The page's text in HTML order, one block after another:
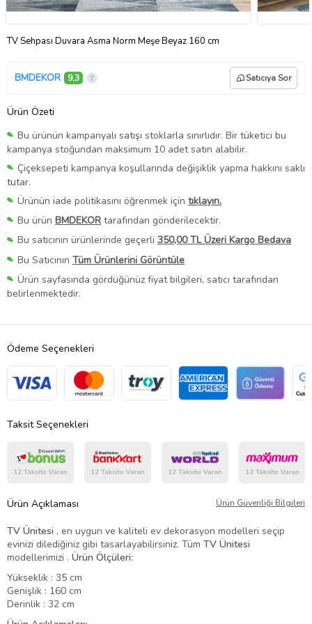
TV Sehpası Duvara Asma Norm Meşe Beyaz 160 cm
BMDEKOR 9,3 Satıcıya Sor
Ürün Özeti
Bu ürünün kampanyalı satışı stoklarla sınırlıdır. Bir tüketici bu
kampanya stoğundan maksimum 10 adet satın alabilir.
Çiçeksepeti kampanya koşullarında değişiklik yapma hakkını saklı
tutar.
Ürünün iade politikasını öğrenmek için tıklayın.
Bu ürün BMDEKOR tarafından gönderilecektir.
Bu satıcının ürünlerinde geçerli 350,00 TL Üzeri Kargo Bedava
Bu Satıcının Tüm Ürünlerini Görüntüle
Ürün sayfasında gördüğünüz fiyat bilgileri, satıcı tarafından
belirlenmektedir.
Ödeme Seçenekleri
Taksit Seçenekleri
Ürün Açıklaması Ürün Güvenliği Bilgileri
TV Ünitesi , en uygun ve kaliteli ev dekorasyon modelleri seçip
evinizi dilediğiniz gibi tasarlayabilirsiniz. Tüm TV Ünitesi
modellerimizi . Ürün Ölçüleri:
Yükseklik : 35 cm
Genişlik : 160 cm
Derinlik : 32 cm